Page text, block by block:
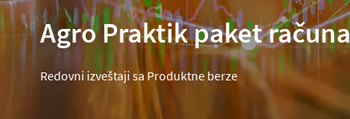
Agro Praktik paket računa
Redovni izveštaji sa Produktne berze